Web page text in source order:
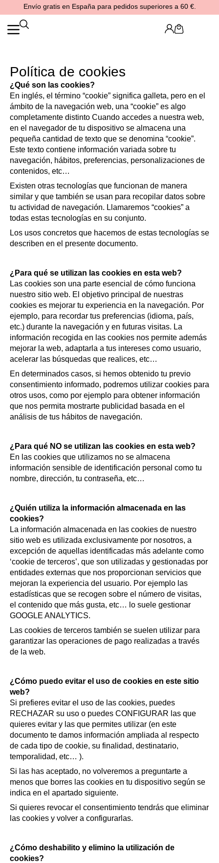
al
contenido
Envío gratis en España para pedidos superiores a 60 €.
Cart
Política de cookies
¿Qué son las cookies?
En inglés, el término “cookie” significa galleta, pero en el
ámbito de la navegación web, una “cookie” es algo
completamente distinto Cuando accedes a nuestra web,
en el navegador de tu dispositivo se almacena una
pequeña cantidad de texto que se denomina “cookie”.
Este texto contiene información variada sobre tu
navegación, hábitos, preferencias, personalizaciones de
contenidos, etc…
Existen otras tecnologías que funcionan de manera
similar y que también se usan para recopilar datos sobre
tu actividad de navegación. Llamaremos “cookies” a
todas estas tecnologías en su conjunto.
Los usos concretos que hacemos de estas tecnologías se
describen en el presente documento.
¿Para qué se utilizan las cookies en esta web?
Las cookies son una parte esencial de cómo funciona
nuestro sitio web. El objetivo principal de nuestras
cookies es mejorar tu experiencia en la navegación. Por
ejemplo, para recordar tus preferencias (idioma, país,
etc.) durante la navegación y en futuras visitas. La
información recogida en las cookies nos permite además
mejorar la web, adaptarla a tus intereses como usuario,
acelerar las búsquedas que realices, etc…
En determinados casos, si hemos obtenido tu previo
consentimiento informado, podremos utilizar cookies para
otros usos, como por ejemplo para obtener información
que nos permita mostrarte publicidad basada en el
análisis de tus hábitos de navegación.
¿Para qué NO se utilizan las cookies en esta web?
En las cookies que utilizamos no se almacena
información sensible de identificación personal como tu
nombre, dirección, tu contraseña, etc…
¿Quién utiliza la información almacenada en las
cookies?
La información almacenada en las cookies de nuestro
sitio web es utilizada exclusivamente por nosotros, a
excepción de aquellas identificadas más adelante como
‘cookie de terceros’, que son utilizadas y gestionadas por
entidades externas que nos proporcionan servicios que
mejoran la experiencia del usuario. Por ejemplo las
estadísticas que se recogen sobre el número de visitas,
el contenido que más gusta, etc… lo suele gestionar
GOOGLE ANALYTICS.
Las cookies de terceros también se suelen utilizar para
garantizar las operaciones de pago realizadas a través
de la web.
¿Cómo puedo evitar el uso de cookies en este sitio
web?
Si prefieres evitar el uso de las cookies, puedes
RECHAZAR su uso o puedes CONFIGURAR las que
quieres evitar y las que permites utilizar (en este
documento te damos información ampliada al respecto
de cada tipo de cookie, su finalidad, destinatario,
temporalidad, etc… ).
Si las has aceptado, no volveremos a preguntarte a
menos que borres las cookies en tu dispositivo según se
indica en el apartado siguiente.
Si quieres revocar el consentimiento tendrás que eliminar
las cookies y volver a configurarlas.
¿Cómo deshabilito y elimino la utilización de
cookies?